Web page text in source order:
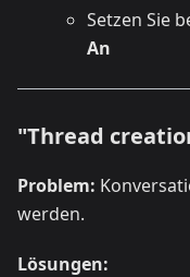
Setzen Sie
An
"Thread
Problem:
werden.
Lösungen: